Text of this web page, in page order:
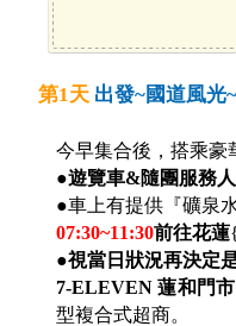
第1天 出發~國道風光
今早集合後，搭乘
●遊覽車&隨團服務
●車上有提供『礦泉水
07:30~11:30前往花蓮
●視當日狀況再決定
7-ELEVEN蓮和門市
型複合式超商。